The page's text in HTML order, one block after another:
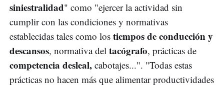
siniestralidad" como "ejercer la actividad sin
cumplir con las condiciones y normativas
establecidas tales como los tiempos de conducción y
descansos, normativa del tacógrafo, prácticas de
competencia desleal, cabotajes...". "Todas estas
prácticas no hacen más que alimentar productividades